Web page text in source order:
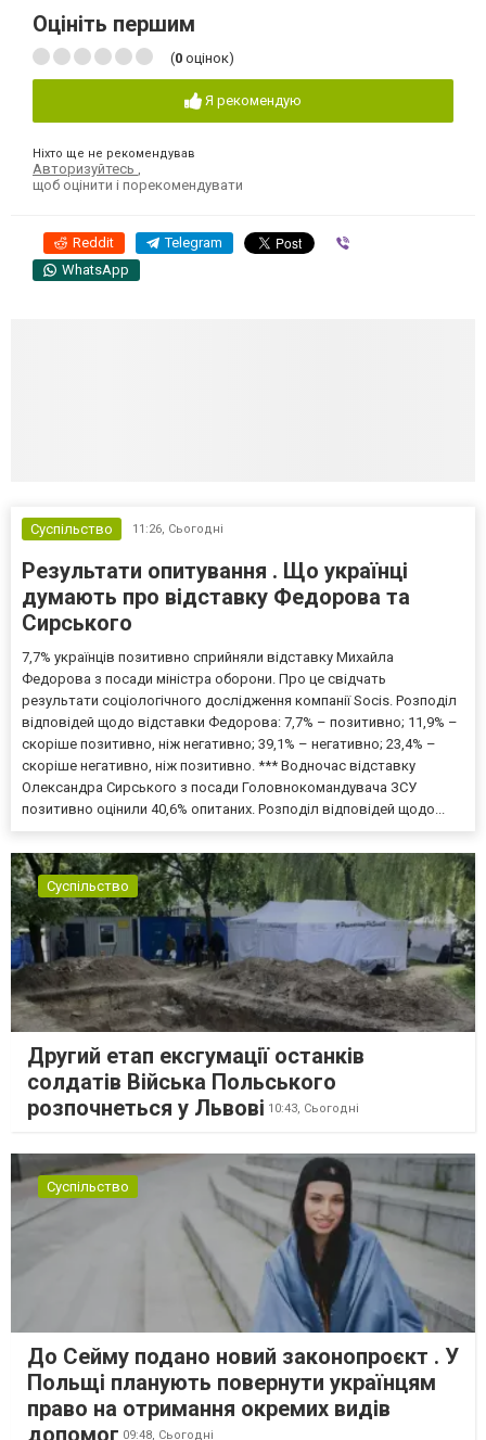
Оцініть першим
(0 оцінок)
Я рекомендую
Ніхто ще не рекомендував
Авторизуйтесь ,
щоб оцінити і порекомендувати
Reddit Telegram
WhatsApp
Суспільство 11:26, Сьогодні
Результати опитування . Що українці
думають про відставку Федорова та
Сирського
7,7% українців позитивно сприйняли відставку Михайла
Федорова з посади міністра оборони. Про це свідчать
результати соціологічного дослідження компанії Socis. Розподіл
відповідей щодо відставки Федорова: 7,7% – позитивно; 11,9% –
скоріше позитивно, ніж негативно; 39,1% – негативно; 23,4% –
скоріше негативно, ніж позитивно. *** Водночас відставку
Олександра Сирського з посади Головнокомандувача ЗСУ
позитивно оцінили 40,6% опитаних. Розподіл відповідей щодо...
Суспільство
Другий етап ексгумації останків
солдатів Війська Польського
розпочнеться у Львові 10:43, Сьогодні
Суспільство
До Сейму подано новий законопроєкт . У
Польщі планують повернути українцям
право на отримання окремих видів
допомог 09:48, Сьогодні